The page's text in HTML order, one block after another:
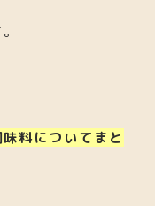
料についてまと